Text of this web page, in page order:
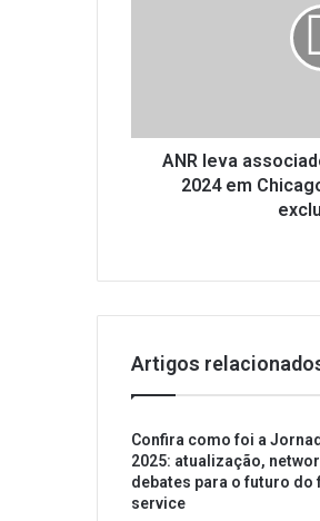
em
ChicagoANR leva
2024 em
Artigos
Confira como foi a
2025: atualização,
debates para o futuro do
service